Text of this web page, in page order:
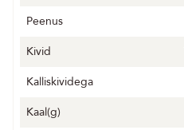
Peenus
Kivid
Kalliskividega
Kaal(g)